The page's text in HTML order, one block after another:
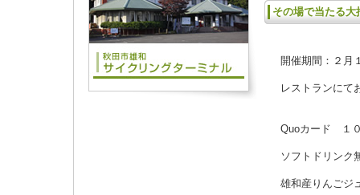
その場で当たる大
開催期間：２月
レストランにて
Quoカード １
ソフトドリン
雄和産りんごジ